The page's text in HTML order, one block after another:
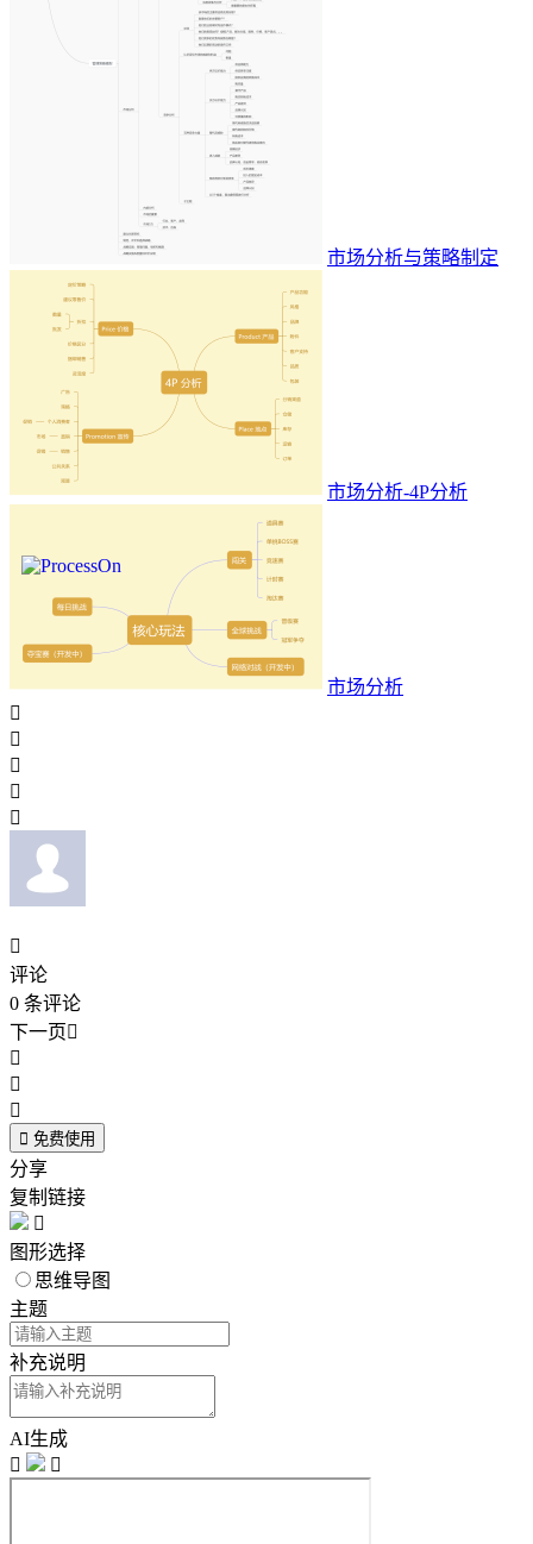
市场分析与策略制定
市场分析-4P分析
市场分析






评论
0 条评论
下一页



 免费使用
分享
复制链接

图形选择
思维导图
主题
补充说明
AI生成

